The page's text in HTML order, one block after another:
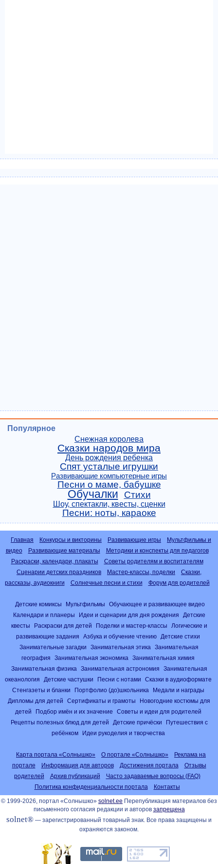
Популярное
Снежная королева
Сказки народов мира
День рождения ребенка
Спят усталые игрушки
Развивающие компьютерные игры
Песни о маме, бабушке
Обучалки Стихи
Шоу, спектакли, квесты, сценки
Песни: ноты, караоке
Главная Конкурсы и викторины Развивающие игры
Мультфильмы и
видео
Развивающие материалы
Методики и конспекты для педагогов
Раскраски, календари, плакаты
Советы родителям и воспитателям
Сценарии детских праздников
Мастер-классы, поделки
Сказки,
рассказы, аудиокниги
Солнечные песни и стихи Форум для родителей
Детские комиксы Мультфильмы
Обучающее и развивающее видео
Календари и планеры
Идеи и сценарии для дня рождения
Детские
квесты
Раскраски для детей Поделки и мастер-классы
Логические и
развивающие задания
Азбука и обучение чтению
Детские стихи
Занимательные загадки
Занимательная этика
Занимательная
география
Занимательная экономика
Занимательная химия
Занимательная физика
Занимательная астрономия
Занимательная
океанология
Детские частушки Песни с нотами
Сказки в аудиоформате
Стенгазеты и бланки
Портфолио (до)школьника
Медали и награды
Дипломы для детей
Сертификаты и грамоты
Новогодние костюмы для
детей
Подбор имён и их значение
Советы и идеи для родителей
Рецепты полезных блюд для детей
Детские причёски
Путешествия с
ребёнком
Идеи рукоделия и творчества
Карта портала «Солнышко» О портале «Солнышко»
Реклама на
портале
Информация для авторов Достижения портала
Отзывы
родителей
Архив публикаций
Часто задаваемые вопросы (FAQ)
Политика конфиденциальности портала
Контакты
© 1999-2026, портал «Солнышко» solnet.ee Перепубликация материалов без
письменного согласия редакции и авторов запрещена
solnet® — зарегистрированный товарный знак. Все права защищены и
охраняются законом.